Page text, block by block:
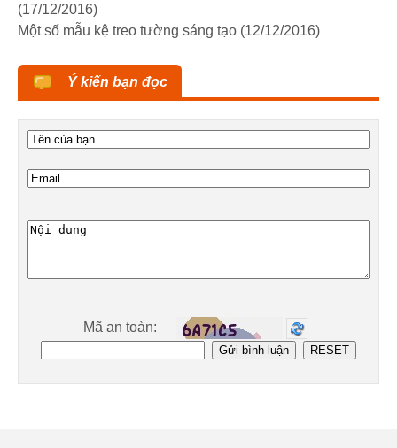
(17/12/2016)
Một số mẫu kệ treo tường sáng tạo (12/12/2016)
Ý kiến bạn đọc
Mã an toàn: